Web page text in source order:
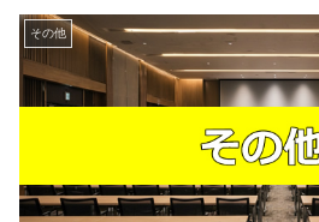
その他